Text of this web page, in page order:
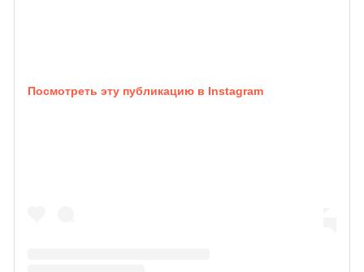
Посмотреть эту публикацию в Instagram